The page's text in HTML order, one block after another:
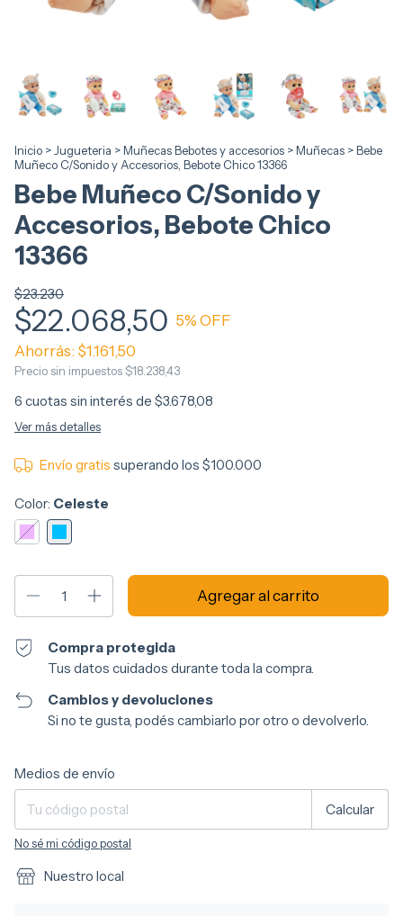
Inicio > Jugueteria >Muñecas Bebotes y accesorios >Muñecas >Bebe
Muñeco C/Sonido y Accesorios, Bebote Chico 13366
Bebe Muñeco C/Sonido y
Accesorios, Bebote Chico
13366
$23.230
$22.068,50 5% OFF
Ahorrás: $1.161,50
Precio sin impuestos$18.238,43
6 cuotas sin interés de $3.678,08
Ver más detalles
Envío gratis superando los $100.000
Color: Celeste
Compra protegida
Tus datos cuidados durante toda la compra.
Cambios y devoluciones
Si no te gusta, podés cambiarlo por otro o devolverlo.
Entregas para el CP:
Medios de envío
Calcular
No sé mi código postal
Nuestro local